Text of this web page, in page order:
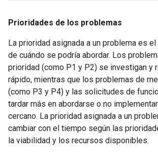
Prioridades de los problemas
La prioridad asignada a un problema es
de cuándo se podría abordar. Los
prioridad (como P1 y P2) se investigan y
rápido, mientras que los problemas de
(como P3 y P4) y las solicitudes de
tardar más en abordarse o no
cercano. La prioridad asignada a un
cambiar con el tiempo según las
la viabilidad y los recursos disponibles.